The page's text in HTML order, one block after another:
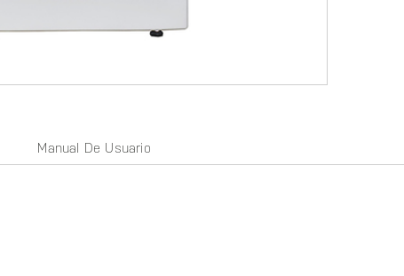
Manual De Usuario